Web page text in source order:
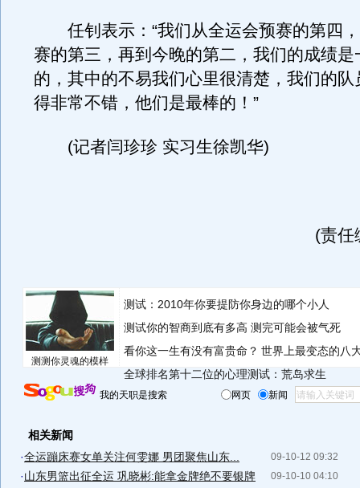
任钊表示：“我们从全运会预赛的第四
赛的第三，再到今晚的第二，我们的成绩是
的，其中的不易我们心里很清楚，我们的队
得非常不错，他们是最棒的！”
(记者闫珍珍 实习生徐凯华)
(责任
测测你灵魂的模样
测试：2010年你要提防你身边的哪个小人
测试你的智商到底有多高 测完可能会被气死
看你这一生有没有富贵命？ 世界上最变态的八
全球排名第十二位的心理测试：荒岛求生
我的天职是搜索 网页 新闻
相关新闻
09-10-12 09:32
·全运蹦床赛女单关注何雯娜 男团聚焦山东...
09-10-10 04:10
·山东男篮出征全运 巩晓彬:能拿金牌绝不要银牌